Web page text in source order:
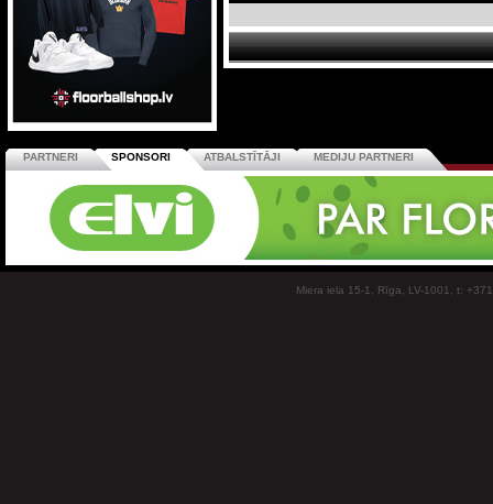
PARTNERI SPONSORI ATBALSTĪTĀJI MEDIJU PARTNERI
Miera iela 15-1, Rīga, LV-1001, t: